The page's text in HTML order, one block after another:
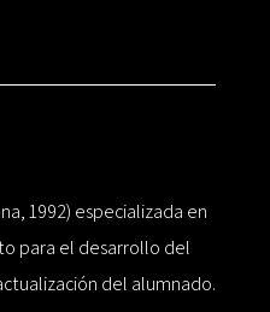
1992) especializada en
para el desarrollo del
del alumnado.